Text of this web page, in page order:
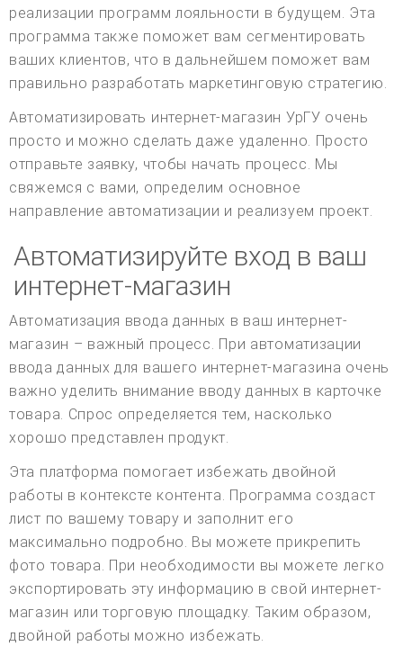
реализации программ лояльности в будущем. Эта
программа также поможет вам сегментировать
ваших клиентов, что в дальнейшем поможет вам
правильно разработать маркетинговую стратегию.
Автоматизировать интернет-магазин УрГУ очень
просто и можно сделать даже удаленно. Просто
отправьте заявку, чтобы начать процесс. Мы
свяжемся с вами, определим основное
направление автоматизации и реализуем проект.
Автоматизируйте вход в ваш
интернет-магазин
Автоматизация ввода данных в ваш интернет-
магазин – важный процесс. При автоматизации
ввода данных для вашего интернет-магазина очень
важно уделить внимание вводу данных в карточке
товара. Спрос определяется тем, насколько
хорошо представлен продукт.
Эта платформа помогает избежать двойной
работы в контексте контента. Программа создаст
лист по вашему товару и заполнит его
максимально подробно. Вы можете прикрепить
фото товара. При необходимости вы можете легко
экспортировать эту информацию в свой интернет-
магазин или торговую площадку. Таким образом,
двойной работы можно избежать.